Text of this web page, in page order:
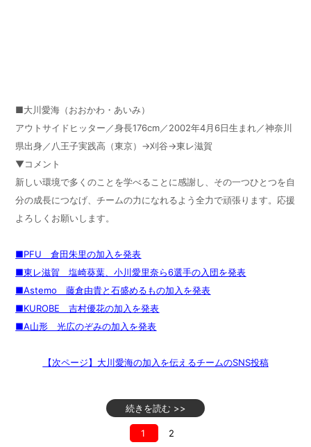
■大川愛海（おおかわ・あいみ）
アウトサイドヒッター／身長176cm／2002年4月6日生まれ／神奈川
県出身／八王子実践高（東京）→刈谷→東レ滋賀
▼コメント
新しい環境で多くのことを学べることに感謝し、その一つひとつを自
分の成長につなげ、チームの力になれるよう全力で頑張ります。応援
よろしくお願いします。
■PFU 倉田朱里の加入を発表
■東レ滋賀 塩崎葵葉、小川愛里奈ら6選手の入団を発表
■Astemo 藤倉由貴と石盛めるもの加入を発表
■KUROBE 吉村優花の加入を発表
■A山形 光広のぞみの加入を発表
【次ページ】大川愛海の加入を伝えるチームのSNS投稿
続きを読む >>
1 2